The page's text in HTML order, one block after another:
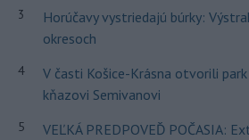
3
Horúčavy vystriedajú búrky:
okresoch
4
V časti Košice-Krásna otvorili
kňazovi Semivanovi
5
VEĽKÁ PREDPOVEĎ POČASIA: